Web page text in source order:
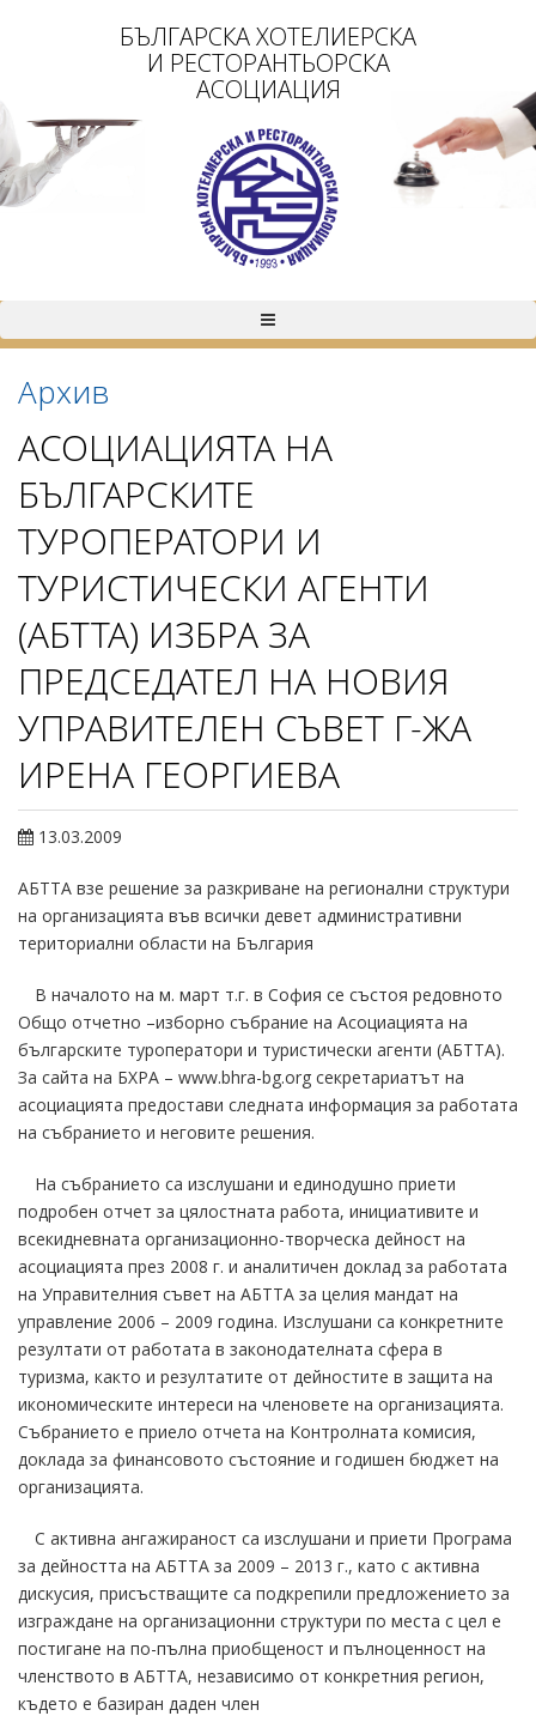
БЪЛГАРСКА ХОТЕЛИЕРСКА
И РЕСТОРАНТЬОРСКА
АСОЦИАЦИЯ
Архив
АСОЦИАЦИЯТА НА
БЪЛГАРСКИТЕ
ТУРОПЕРАТОРИ И
ТУРИСТИЧЕСКИ АГЕНТИ
(АБТТА) ИЗБРА ЗА
ПРЕДСЕДАТЕЛ НА НОВИЯ
УПРАВИТЕЛЕН СЪВЕТ Г-ЖА
ИРЕНА ГЕОРГИЕВА
13.03.2009
АБТТА взе решение за разкриване на регионални структури
на организацията във всички девет административни
териториални области на България
В началото на м. март т.г. в София се състоя редовното
Общо отчетно –изборно събрание на Асоциацията на
българските туроператори и туристически агенти (АБТТА).
За сайта на БХРА – www.bhra-bg.org секретариатът на
асоциацията предостави следната информация за работата
на събранието и неговите решения.
На събранието са изслушани и единодушно приети
подробен отчет за цялостната работа, инициативите и
всекидневната организационно-творческа дейност на
асоциацията през 2008 г. и аналитичен доклад за работата
на Управителния съвет на АБТТА за целия мандат на
управление 2006 – 2009 година. Изслушани са конкретните
резултати от работата в законодателната сфера в
туризма, както и резултатите от дейностите в защита на
икономическите интереси на членовете на организацията.
Събранието е приело отчета на Контролната комисия,
доклада за финансовото състояние и годишен бюджет на
организацията.
С активна ангажираност са изслушани и приети Програма
за дейността на АБТТА за 2009 – 2013 г., като с активна
дискусия, присъстващите са подкрепили предложението за
изграждане на организационни структури по места с цел е
постигане на по-пълна приобщеност и пълноценност на
членството в АБТТА, независимо от конкретния регион,
където е базиран даден член